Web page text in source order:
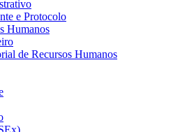
e Protocolo
Humanos
de Recursos Humanos